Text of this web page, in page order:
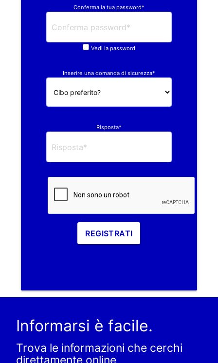
Conferma la tua password*
Vedi la password
Inserire una domanda di sicurezza*
Risposta*
REGISTRATI
Informarsi è facile.
Trova le informazioni che cerchi
direttamente online